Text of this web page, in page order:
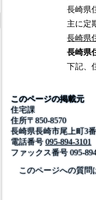
長崎県
主に定
長崎県
長崎県
下記、
このページの掲載元
住宅課
住所〒850-8570
長崎県長崎市尾上町3
電話番号 095-894-3101
ファックス番号095-
このページへの質問
公式
このサ
長崎県